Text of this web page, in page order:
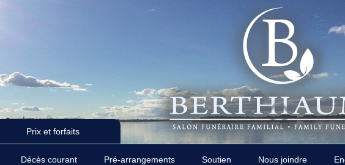
Prix et forfaits
Décès courant Pré-arrangements Soutien Nous joindre